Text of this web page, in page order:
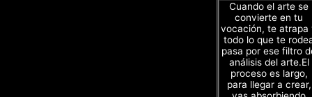
Cuando el arte se
convierte en tu
vocación, te atrapa
todo lo que te
pasa por ese filtro
análisis del arte.El
proceso es largo,
para llegar a crear,